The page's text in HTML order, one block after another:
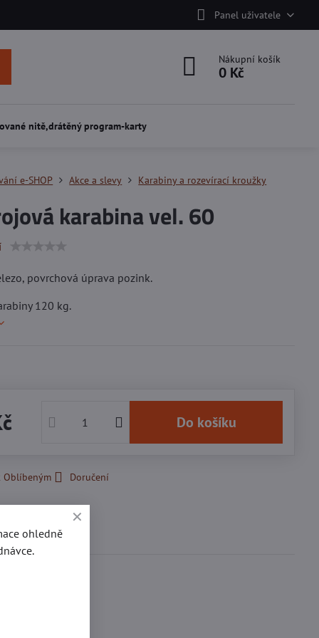
Panel uživatele
Nákupní košík
0 Kč
nitě,drátěný program-karty
e-SHOP Akce a slevy Karabiny a rozevírací kroužky
karabina vel. 60
povrchová úprava pozink.
120 kg.
Do košíku
Oblíbeným Doručení
0
ohledně